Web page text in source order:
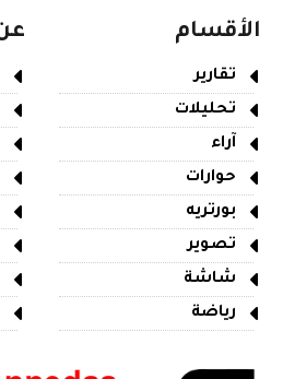
الأقسام
تقارير
تحليلات
آراء
حوارات
بورتريه
تصوير
شاشة
رياضة